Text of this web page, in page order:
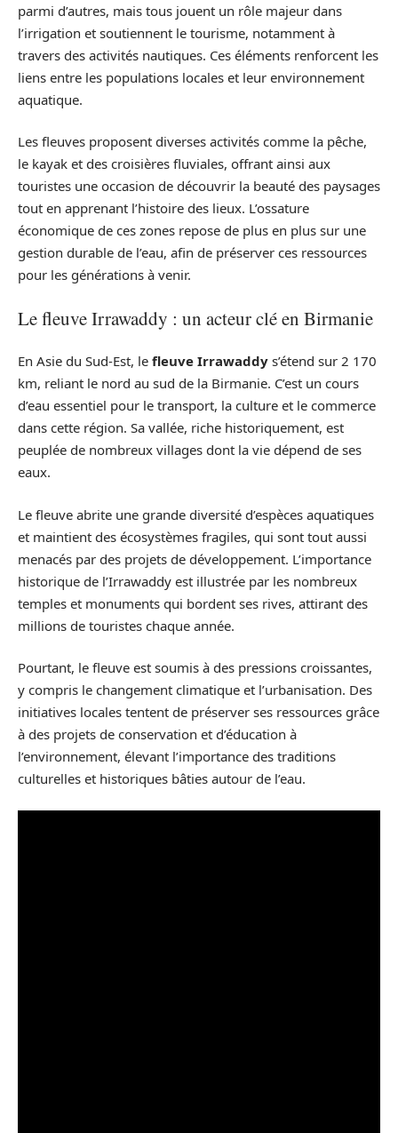
parmi d’autres, mais tous jouent un rôle majeur dans
l’irrigation et soutiennent le tourisme, notamment à
travers des activités nautiques. Ces éléments renforcent les
liens entre les populations locales et leur environnement
aquatique.
Les fleuves proposent diverses activités comme la pêche,
le kayak et des croisières fluviales, offrant ainsi aux
touristes une occasion de découvrir la beauté des paysages
tout en apprenant l’histoire des lieux. L’ossature
économique de ces zones repose de plus en plus sur une
gestion durable de l’eau, afin de préserver ces ressources
pour les générations à venir.
Le fleuve Irrawaddy : un acteur clé en Birmanie
En Asie du Sud-Est, le fleuve Irrawaddy s’étend sur 2 170
km, reliant le nord au sud de la Birmanie. C’est un cours
d’eau essentiel pour le transport, la culture et le commerce
dans cette région. Sa vallée, riche historiquement, est
peuplée de nombreux villages dont la vie dépend de ses
eaux.
Le fleuve abrite une grande diversité d’espèces aquatiques
et maintient des écosystèmes fragiles, qui sont tout aussi
menacés par des projets de développement. L’importance
historique de l’Irrawaddy est illustrée par les nombreux
temples et monuments qui bordent ses rives, attirant des
millions de touristes chaque année.
Pourtant, le fleuve est soumis à des pressions croissantes,
y compris le changement climatique et l’urbanisation. Des
initiatives locales tentent de préserver ses ressources grâce
à des projets de conservation et d’éducation à
l’environnement, élevant l’importance des traditions
culturelles et historiques bâties autour de l’eau.